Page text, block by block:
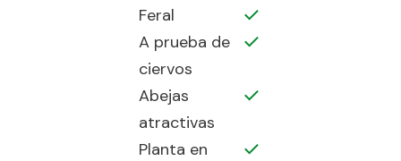
Feral
A prueba de
ciervos
Abejas
atractivas
Planta en